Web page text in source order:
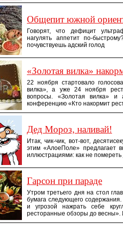
Общепит южной
Говорят, что дефицит
нагулять аппетит по-
почувствуешь адский голод
«Золотая вилка»
22 ноября стартовало
вилка», а уже 24 ноября
вопросы. «Золотая вилка» и
конференцию «Кто накормит
Дед Мороз, наливай!
Итак, чик-чик, вот-вот,
этим «АлоеПоле» предлагает
иллюстрациями: как не
Гарсон при параде
Утром третьего дня на стол
бумага следующего
и угрозой нажрать себе
ресторанные обзоры до